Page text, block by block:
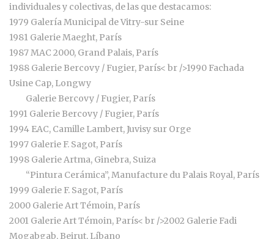
individuales y colectivas, de las que destacamos:
1979 Galería Municipal de Vitry-sur Seine
1981 Galerie Maeght, París
1987 MAC 2000, Grand Palais, París
1988 Galerie Bercovy / Fugier, París< br />1990 Fachada
Usine Cap, Longwy
Galerie Bercovy / Fugier, París
1991 Galerie Bercovy / Fugier, París
1994 EAC, Camille Lambert, Juvisy sur Orge
1997 Galerie F. Sagot, París
1998 Galerie Artma, Ginebra, Suiza
“Pintura Cerámica”, Manufacture du Palais Royal, París
1999 Galerie F. Sagot, París
2000 Galerie Art Témoin, París
2001 Galerie Art Témoin, París< br />2002 Galerie Fadi
Mogabgab, Beirut, Líbano